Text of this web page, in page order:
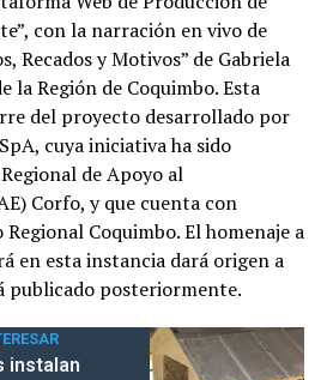
con la narración en vivo de
Recados y Motivos” de Gabriela
Región de Coquimbo. Esta
del proyecto desarrollado por
cuya iniciativa ha sido
de Apoyo al
Corfo, y que cuenta con
Coquimbo. El homenaje a
en esta instancia dará origen a
publicado posteriormente.
instalan